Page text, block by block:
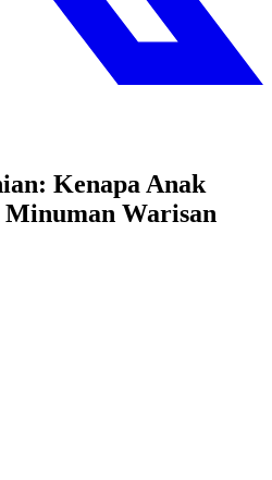
Kenapa Anak
Warisan